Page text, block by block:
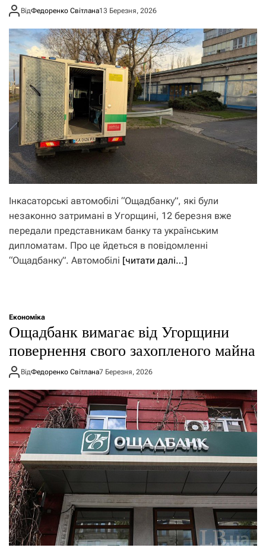
ВідФедоренко Світлана13 Березня, 2026
Інкасаторські автомобілі “Ощадбанку”, які були
незаконно затримані в Угорщині, 12 березня вже
передали представникам банку та українським
дипломатам. Про це йдеться в повідомленні
“Ощадбанку”. Автомобілі [читати далі…]
Економіка
Ощадбанк вимагає від Угорщини
повернення свого захопленого майна
ВідФедоренко Світлана7 Березня, 2026